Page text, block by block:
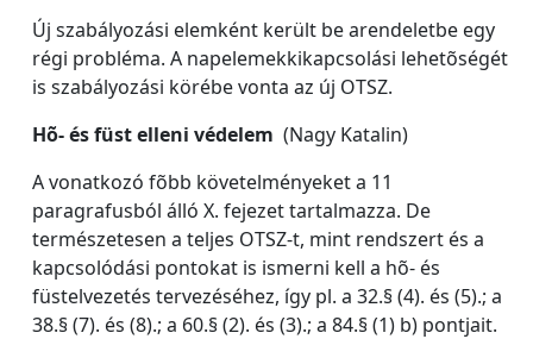
Új szabályozási elemként került be arendeletbe egy
régi probléma. A napelemekkikapcsolási lehetõségét
is szabályozási körébe vonta az új OTSZ.
Hõ- és füst elleni védelem (Nagy Katalin)
A vonatkozó fõbb követelményeket a 11
paragrafusból álló X. fejezet tartalmazza. De
természetesen a teljes OTSZ-t, mint rendszert és a
kapcsolódási pontokat is ismerni kell a hõ- és
füstelvezetés tervezéséhez, így pl. a 32.§ (4). és (5).; a
38.§ (7). és (8).; a 60.§ (2). és (3).; a 84.§ (1) b) pontjait.